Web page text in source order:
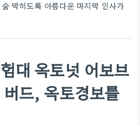
막히도록 아름다운 마지막 인사가
대 옥토넛 어보브
드, 옥토경보를